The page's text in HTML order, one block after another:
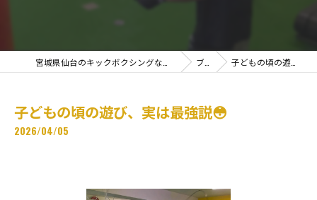
ブログ 子どもの頃の遊び、実は最強説😳
子どもの頃の遊び、実は最強説😳
2026/04/05